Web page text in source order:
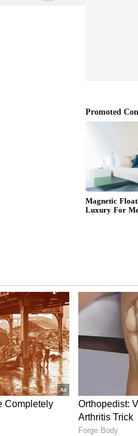
ஓட விரட்டி
சம்பவ